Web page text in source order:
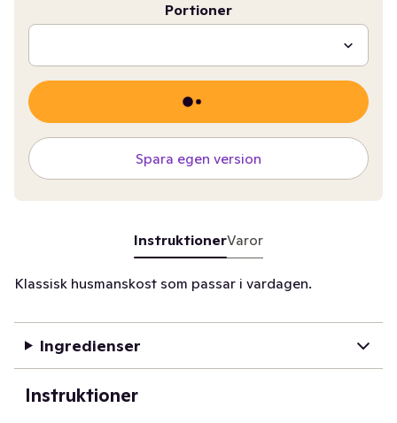
Portioner
Spara egen version
InstruktionerVaror
Klassisk husmanskost som passar i vardagen.
Ingredienser
Instruktioner